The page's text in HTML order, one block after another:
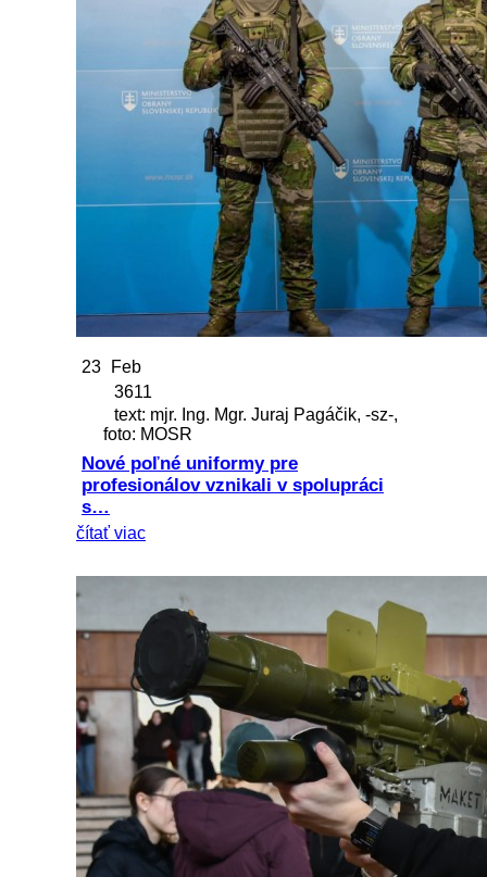
23
Feb
3611
text: mjr. Ing. Mgr. Juraj Pagáčik, -sz-,
foto: MOSR
Nové poľné uniformy pre
profesionálov vznikali v spolupráci
s…
čítať viac